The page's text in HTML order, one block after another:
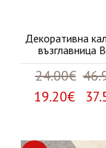
Декоративна
възглавница
24.00€
19.20€